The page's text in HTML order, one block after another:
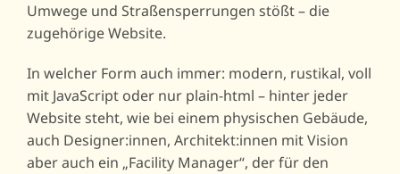
Umwege und Straßensperrungen stößt – die
zugehörige Website.
In welcher Form auch immer: modern, rustikal, voll
mit JavaScript oder nur plain-html – hinter jeder
Website steht, wie bei einem physischen Gebäude,
auch Designer:innen, Architekt:innen mit Vision
aber auch ein „Facility Manager“, der für den